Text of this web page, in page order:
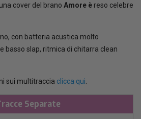
cover del brano Amore è reso celebre
con batteria acustica molto
basso slap, ritmica di chitarra clean
sui multitraccia clicca qui
Separate